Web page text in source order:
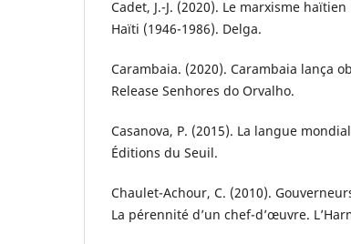
Cadet, J.-J. (2020). Le marxisme
Haïti (1946-1986). Delga.
Carambaia. (2020). Carambaia lança
Release Senhores do Orvalho.
Casanova, P. (2015). La langue
Éditions du Seuil.
Chaulet-Achour, C. (2010).
La pérennité d’un chef-d’œuvre.